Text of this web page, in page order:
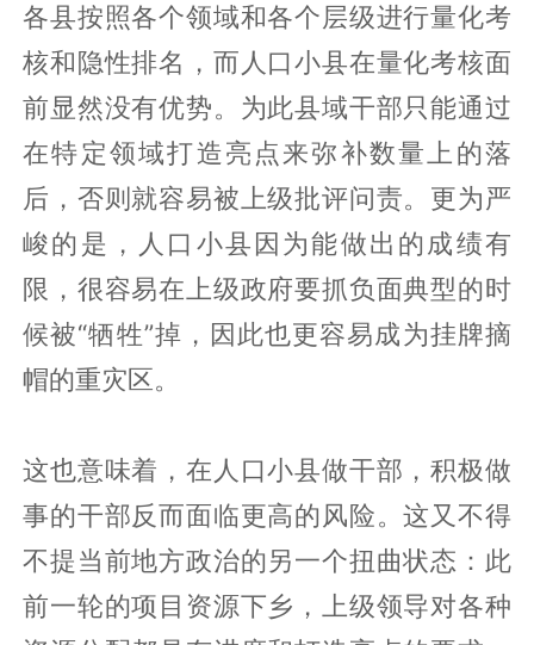
各县按照各个领域和各个层级进行量化考
核和隐性排名，而人口小县在量化考核面
前显然没有优势。为此县域干部只能通过
在特定领域打造亮点来弥补数量上的落
后，否则就容易被上级批评问责。更为严
峻的是，人口小县因为能做出的成绩有
限，很容易在上级政府要抓负面典型的时
候被“牺牲”掉，因此也更容易成为挂牌摘
帽的重灾区。
这也意味着，在人口小县做干部，积极做
事的干部反而面临更高的风险。这又不得
不提当前地方政治的另一个扭曲状态：此
前一轮的项目资源下乡，上级领导对各种